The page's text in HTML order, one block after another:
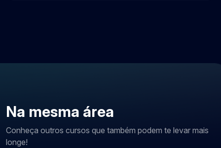
Na mesma área
Conheça outros cursos que também podem te levar mais
longe!